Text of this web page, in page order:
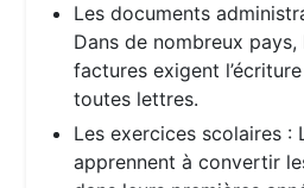
Les documents
Dans de nombreux
factures exigent
toutes lettres.
Les exercices scolaires :
apprennent à convertir